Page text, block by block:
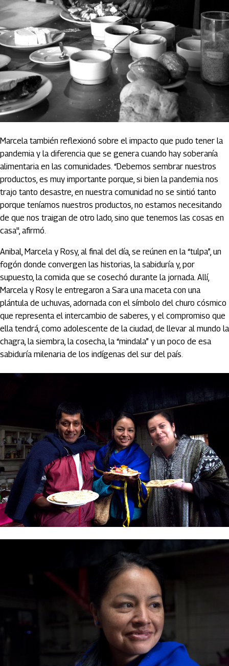
Marcela también reflexionó sobre el impacto que pudo tener la
pandemia y la diferencia que se genera cuando hay soberanía
alimentaria en las comunidades. “Debemos sembrar nuestros
productos, es muy importante porque, si bien la pandemia nos
trajo tanto desastre, en nuestra comunidad no se sintió tanto
porque teníamos nuestros productos, no estamos necesitando
de que nos traigan de otro lado, sino que tenemos las cosas en
casa'', afirmó.
Anibal, Marcela y Rosy, al final del día, se reúnen en la “tulpa”, un
fogón donde convergen las historias, la sabiduría y, por
supuesto, la comida que se cosechó durante la jornada. Allí,
Marcela y Rosy le entregaron a Sara una maceta con una
plántula de uchuvas, adornada con el símbolo del churo cósmico
que representa el intercambio de saberes, y el compromiso que
ella tendrá, como adolescente de la ciudad, de llevar al mundo la
chagra, la siembra, la cosecha, la “mindala” y un poco de esa
sabiduría milenaria de los indígenas del sur del país.